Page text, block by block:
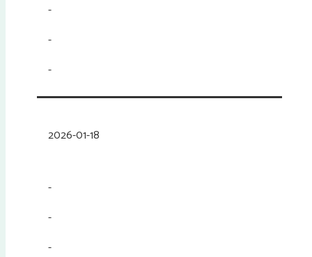
-
-
-
2026-01-18
-
-
-